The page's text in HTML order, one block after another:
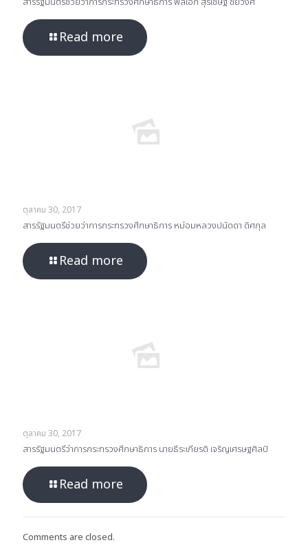
Read more
ตุลาคม 30, 2017
สารรัฐมนตรีช่วยว่าการกระทรวงศึกษาธิการ หม่อมหลวงปนัดดา ดิศกุล
Read more
ตุลาคม 30, 2017
สารรัฐมนตรีว่าการกระทรวงศึกษาธิการ นายธีระเกียรติ เจริญเศรษฐศิลป์
Read more
Comments are closed.